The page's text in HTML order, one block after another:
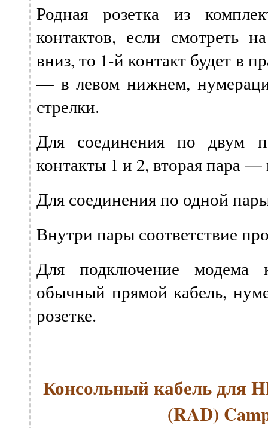
Родная розетка из
контактов, если смотреть
вниз, то 1-й контакт будет в
— в левом нижнем,
стрелки.
Для соединения по двум
контакты 1 и 2, вторая пара —
Для соединения по одной
Внутри пары соответствие
Для подключение модема
обычный прямой кабель,
розетке.
Консольный кабель для
(RAD)